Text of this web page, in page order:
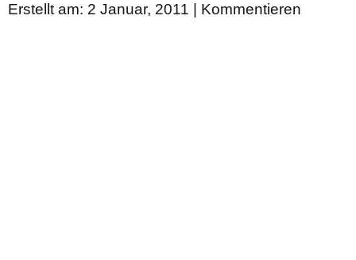
Erstellt am: 2 Januar, 2011 | Kommentieren